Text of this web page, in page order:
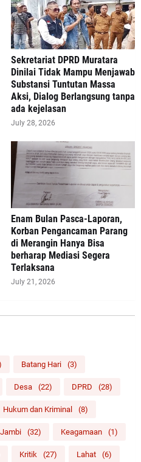
Sekretariat DPRD Muratara
Dinilai Tidak Mampu Menjawab
Substansi Tuntutan Massa
Aksi, Dialog Berlangsung tanpa
ada kejelasan
July 28, 2026
Enam Bulan Pasca-Laporan,
Korban Pengancaman Parang
di Merangin Hanya Bisa
berharap Mediasi Segera
Terlaksana
July 21, 2026
Batang Hari (3)
Desa (22) DPRD (28)
Hukum dan Kriminal (8)
Jambi (32) Keagamaan (1)
Kritik (27) Lahat (6)